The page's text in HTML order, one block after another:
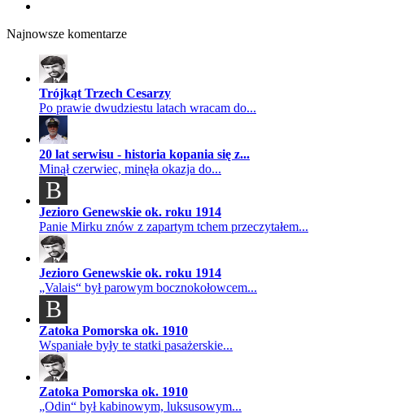
Najnowsze komentarze
Trójkąt Trzech Cesarzy
Po prawie dwudziestu latach wracam do...
20 lat serwisu - historia kopania się z...
Minął czerwiec, minęła okazja do...
B
Jezioro Genewskie ok. roku 1914
Panie Mirku znów z zapartym tchem przeczytałem...
Jezioro Genewskie ok. roku 1914
„Valais“ był parowym bocznokołowcem...
B
Zatoka Pomorska ok. 1910
Wspaniałe były te statki pasażerskie...
Zatoka Pomorska ok. 1910
„Odin“ był kabinowym, luksusowym...